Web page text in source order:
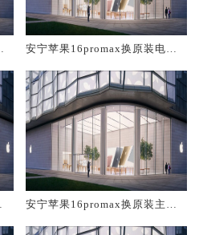
安宁苹果16promax换原装电池
安宁苹果16promax换原装主板